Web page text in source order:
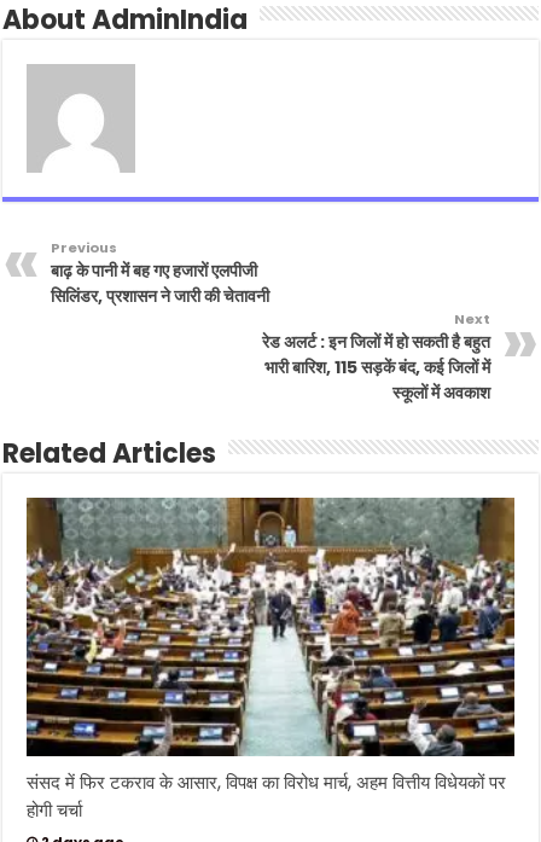
About AdminIndia
Previous
बाढ़ के पानी में बह गए हजारों एलपीजी
सिलिंडर, प्रशासन ने जारी की चेतावनी
Next
रेड अलर्ट : इन जिलों में हो सकती है बहुत
भारी बारिश, 115 सड़कें बंद, कई जिलों में
स्कूलों में अवकाश
Related Articles
संसद में फिर टकराव के आसार, विपक्ष का विरोध मार्च, अहम वित्तीय विधेयकों पर
होगी चर्चा